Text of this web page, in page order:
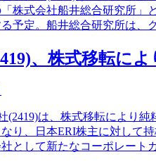
株式会社船井総合研究所
予定。船井総合研究所は、
、株式移転に
(2419)は、株式移転により
り、日本ERI株主に対して
として新たなコーポレート